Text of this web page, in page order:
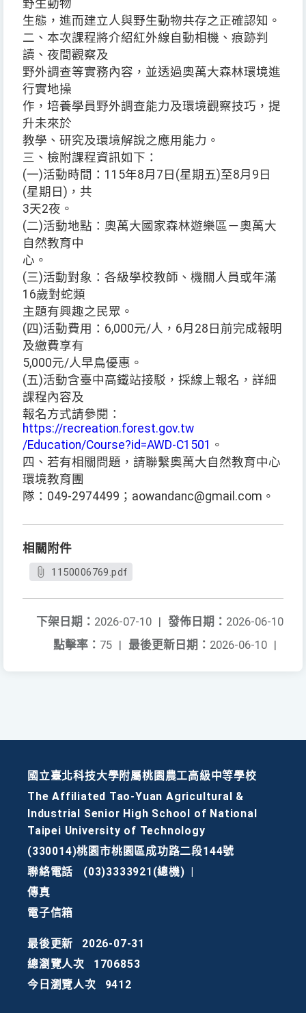
野生動物
生態，進而建立人與野生動物共存之正確認知。
二、本次課程將介紹紅外線自動相機、痕跡判
讀、夜間觀察及
野外調查等實務內容，並透過奧萬大森林環境進
行實地操
作，培養學員野外調查能力及環境觀察技巧，提
升未來於
教學、研究及環境解說之應用能力。
三、檢附課程資訊如下：
(一)活動時間：115年8月7日(星期五)至8月9日
(星期日)，共
3天2夜。
(二)活動地點：奧萬大國家森林遊樂區－奧萬大
自然教育中
心。
(三)活動對象：各級學校教師、機關人員或年滿
16歲對蛇類
主題有興趣之民眾。
(四)活動費用：6,000元/人，6月28日前完成報明
及繳費享有
5,000元/人早鳥優惠。
(五)活動含臺中高鐵站接駁，採線上報名，詳細
課程內容及
報名方式請參閱：
https://recreation.forest.gov.tw
/Education/Course?id=AWD-C1501 。
四、若有相關問題，請聯繫奧萬大自然教育中心
環境教育團
隊：049-2974499；aowandanc@gmail.com。
相關附件
1150006769.pdf
發佈日期： 2026-06-10
下架日期： 2026-07-10 |
最後更新日期： 2026-06-10 |
點擊率： 75 |
國立臺北科技大學附屬桃園農工高級中等學校
The Affiliated Tao-Yuan Agricultural &
Industrial Senior High School of National
Taipei University of Technology
(330014)桃園市桃園區成功路二段144號
聯絡電話
(03)3333921(總機)
傳真
電子信箱
最後更新
2026-07-31
總瀏覽人次
1706853
今日瀏覽人次
9412